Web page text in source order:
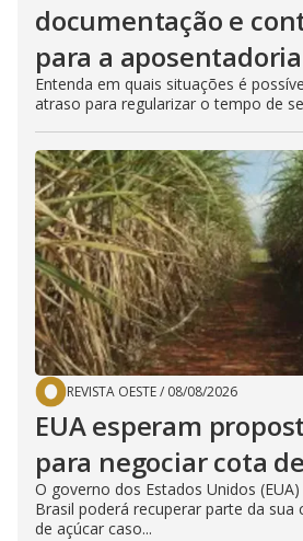
documentação e
para a aposentadoria
Entenda em quais situações é
atraso para regularizar o tempo de
REVISTA OESTE/ 08/08/2026
EUA esperam
para negociar cota
O governo dos Estados Unidos
Brasil poderá recuperar parte da sua
de açúcar caso...